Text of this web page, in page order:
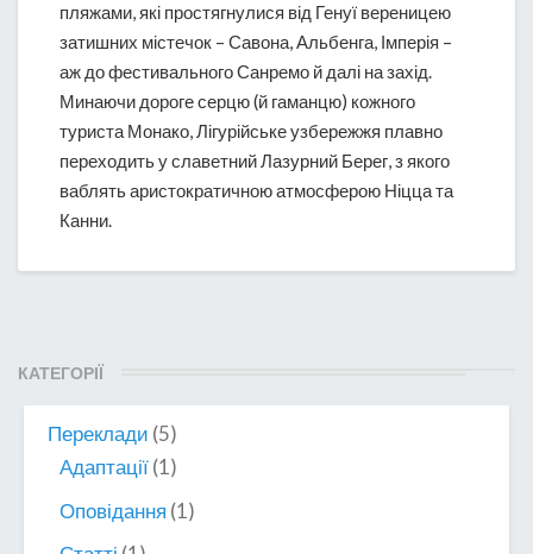
та
простором
пляжами, які простягнулися від Генуї вереницею
затишних містечок – Савона, Альбенга, Імперія –
аж до фестивального Санремо й далі на захід.
Минаючи дороге серцю (й гаманцю) кожного
туриста Монако, Лігурійське узбережжя плавно
переходить у славетний Лазурний Берег, з якого
ваблять аристократичною атмосферою Ніцца та
Канни.
КАТЕГОРІЇ
Переклади (5)
Адаптації(1)
Оповідання (1)